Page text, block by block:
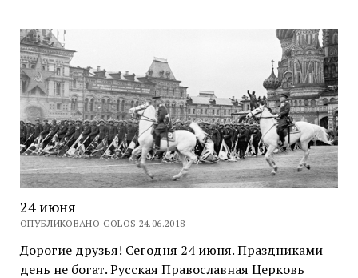
24 июня
ОПУБЛИКОВАНО GOLOS 24.06.2018
Дорогие друзья! Сегодня 24 июня. Праздниками
день не богат. Русская Православная Церковь